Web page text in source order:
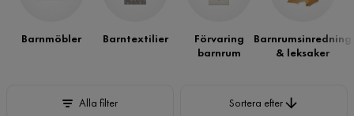
Barnmöbler Barntextilier
Förvaring
barnrum
Barnrumsinredning
& leksaker
Alla filter Sortera efter